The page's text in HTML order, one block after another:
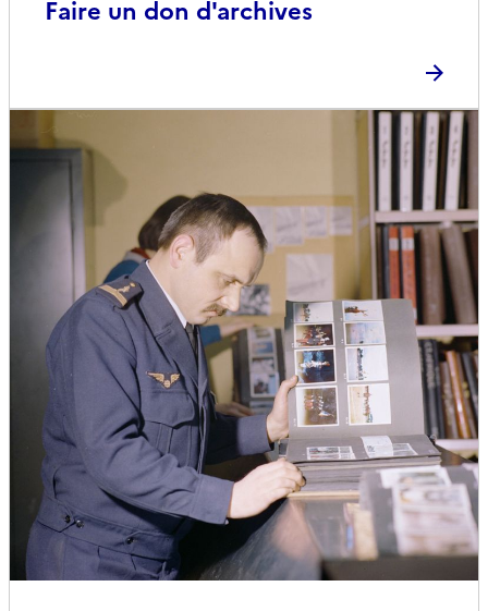
Faire un don d'archives